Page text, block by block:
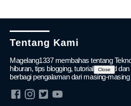
Tentang Kami
Magelang1337 membahas tentang
hiburan, tips blogging, tutorial android
berbagi pengalaman dari masing-masing
Close